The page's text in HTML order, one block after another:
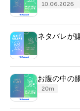
10.06.2026
ネタバレが
お腹の中の
20m